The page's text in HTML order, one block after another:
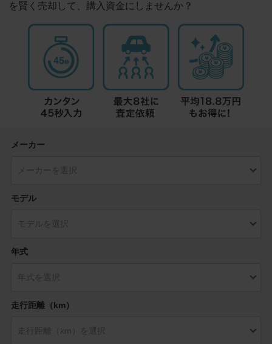
を賢く売却して、購入資金にしませんか？
メーカー
モデル
年式
走行距離（km）